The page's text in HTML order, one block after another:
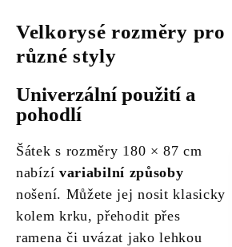
Velkorysé rozměry pro
různé styly
Univerzální použití a
pohodlí
Šátek s rozměry 180 × 87 cm
nabízí variabilní způsoby
nošení. Můžete jej nosit klasicky
kolem krku, přehodit přes
ramena či uvázat jako lehkou